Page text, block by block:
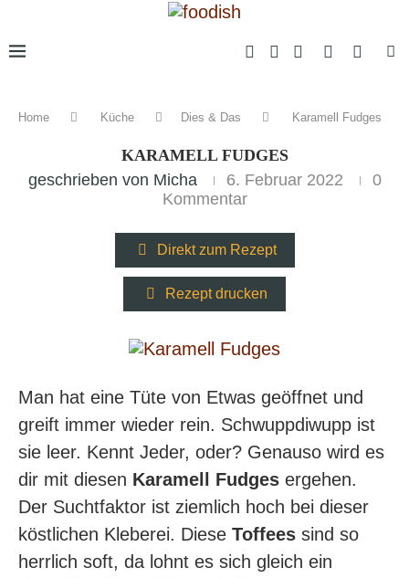
Home Küche Dies & Das Karamell Fudges
KARAMELL FUDGES
geschrieben von Micha 6. Februar 2022
0
Kommentar
Direkt zum Rezept
Rezept drucken
Man hat eine Tüte von Etwas geöffnet und
greift immer wieder rein. Schwuppdiwupp ist
sie leer. Kennt Jeder, oder? Genauso wird es
dir mit diesen Karamell Fudges ergehen.
Der Suchtfaktor ist ziemlich hoch bei dieser
köstlichen Kleberei. Diese Toffees sind so
herrlich soft, da lohnt es sich gleich ein